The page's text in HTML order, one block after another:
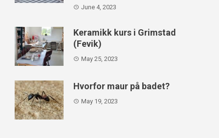
June 4, 2023
Keramikk kurs i Grimstad
(Fevik)
May 25, 2023
Hvorfor maur på badet?
May 19, 2023